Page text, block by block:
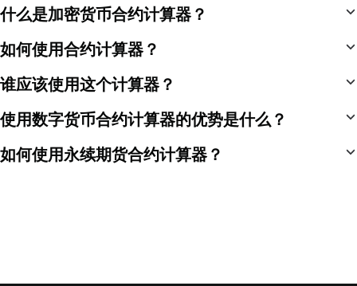
什么是加密货币合约计算器？
如何使用合约计算器？
谁应该使用这个计算器？
使用数字货币合约计算器的优势是什么？
如何使用永续期货合约计算器？